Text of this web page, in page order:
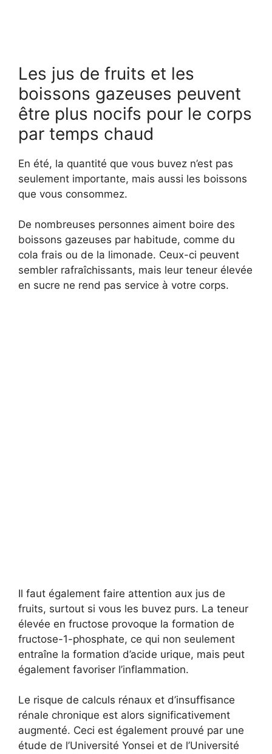
Les jus de fruits et les
boissons gazeuses peuvent
être plus nocifs pour le corps
par temps chaud
En été, la quantité que vous buvez n’est pas
seulement importante, mais aussi les boissons
que vous consommez.
De nombreuses personnes aiment boire des
boissons gazeuses par habitude, comme du
cola frais ou de la limonade. Ceux-ci peuvent
sembler rafraîchissants, mais leur teneur élevée
en sucre ne rend pas service à votre corps.
Il faut également faire attention aux jus de
fruits, surtout si vous les buvez purs. La teneur
élevée en fructose provoque la formation de
fructose-1-phosphate, ce qui non seulement
entraîne la formation d’acide urique, mais peut
également favoriser l’inflammation.
Le risque de calculs rénaux et d’insuffisance
rénale chronique est alors significativement
augmenté. Ceci est également prouvé par une
étude de l’Université Yonsei et de l’Université